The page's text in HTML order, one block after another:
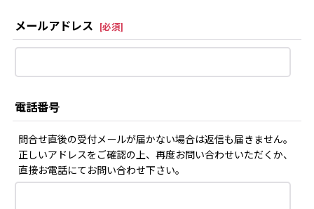
メールアドレス [必須]
電話番号
問合せ直後の受付メールが届かない場合は返信も届きません。
正しいアドレスをご確認の上、再度お問い合わせいただくか、
直接お電話にてお問い合わせ下さい。